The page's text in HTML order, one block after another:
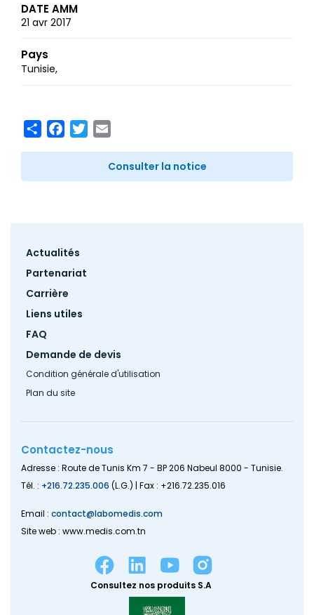
DATE AMM
21 avr 2017
Pays
Tunisie
ShareFacebook
Twitter
Consulter la notice
Footer
Actualités
Partenariat
Carrière
Liens utiles
FAQ
Demande de devis
Condition générale d'utilisation
Plan du site
Contactez-nous
Adresse : Route de Tunis Km 7 - BP 206 Nabeul 8000 - Tunisie.
Tél. : +216.72.235.006 (L.G.) | Fax : +216.72.235.016
Email : contact@labomedis.com
Site web : www.medis.com.tn
Consultez nos produits S.A